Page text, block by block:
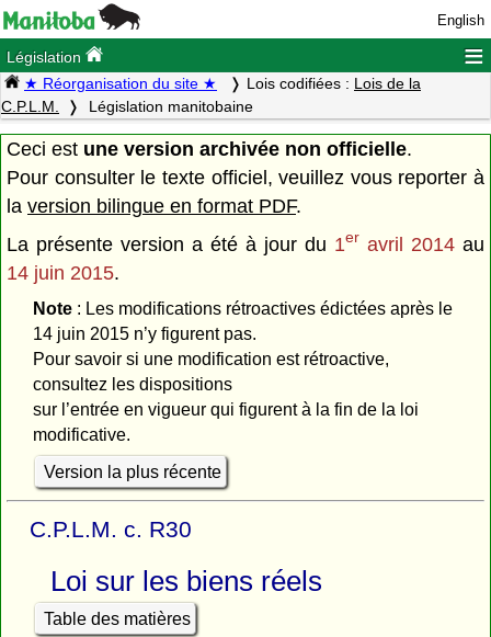
English
Législation ≡
★ Réorganisation du site ★ Lois codifiées : Lois de la
C.P.L.M.
Législation manitobaine
Ceci est une version archivée non officielle.
Pour consulter le texte officiel, veuillez vous reporter à
la version bilingue en format PDF.
La présente version a été à jour du 1er avril 2014 au
14 juin 2015.
Note: Les modifications rétroactives édictées après le
14 juin 2015 n’y figurent pas.
Pour savoir si une modification est rétroactive,
consultez les dispositions
sur l’entrée en vigueur qui figurent à la fin de la loi
modificative.
Version la plus récente
C.P.L.M. c. R30
Loi sur les biens réels
Table des matières